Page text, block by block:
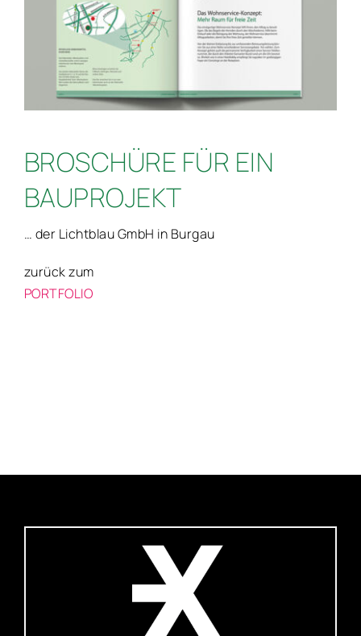
BROSCHÜRE FÜR EIN
BAUPROJEKT
… der Lichtblau GmbH in Burgau
zurück zum
PORTFOLIO